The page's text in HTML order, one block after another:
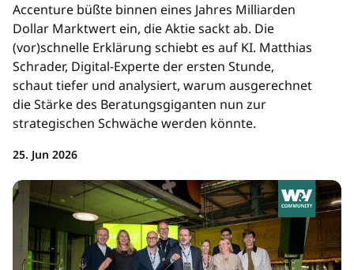
Accenture büßte binnen eines Jahres Milliarden
Dollar Marktwert ein, die Aktie sackt ab. Die
(vor)schnelle Erklärung schiebt es auf KI. Matthias
Schrader, Digital-Experte der ersten Stunde,
schaut tiefer und analysiert, warum ausgerechnet
die Stärke des Beratungsgiganten nun zur
strategischen Schwäche werden könnte.
25. Jun 2026